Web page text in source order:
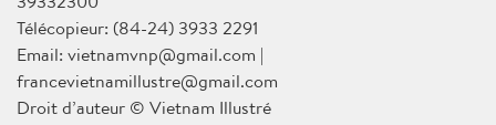
Télécopieur: (84-24) 3933 2291
Email: vietnamvnp@gmail.com |
francevietnamillustre@gmail.com
Droit d’auteur © Vietnam Illustré